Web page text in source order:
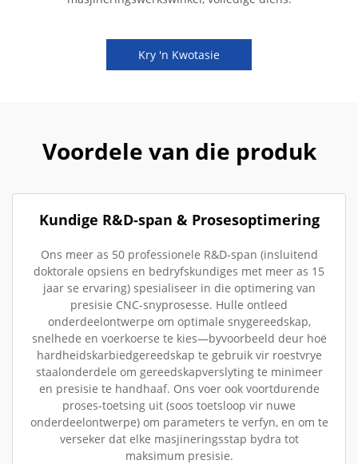
Kry 'n Kwotasie
Voordele van die produk
Kundige R&D-span & Prosesoptimering
Ons meer as 50 professionele R&D-span (insluitend
doktorale opsiens en bedryfskundiges met meer as 15
jaar se ervaring) spesialiseer in die optimering van
presisie CNC-snyprosesse. Hulle ontleed
onderdeelontwerpe om optimale snygereedskap,
snelhede en voerkoerse te kies—byvoorbeeld deur hoë
hardheidskarbiedgereedskap te gebruik vir roestvrye
staalonderdele om gereedskapverslyting te minimeer
en presisie te handhaaf. Ons voer ook voortdurende
proses-toetsing uit (soos toetsloop vir nuwe
onderdeelontwerpe) om parameters te verfyn, en om te
verseker dat elke masjineringsstap bydra tot
maksimum presisie.